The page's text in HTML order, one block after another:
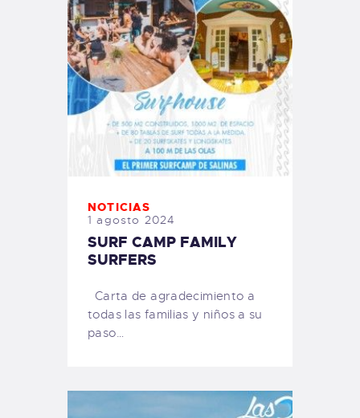
NOTICIAS
1 agosto 2024
SURF CAMP FAMILY
SURFERS
Carta de agradecimiento a
todas las familias y niños a su
paso…